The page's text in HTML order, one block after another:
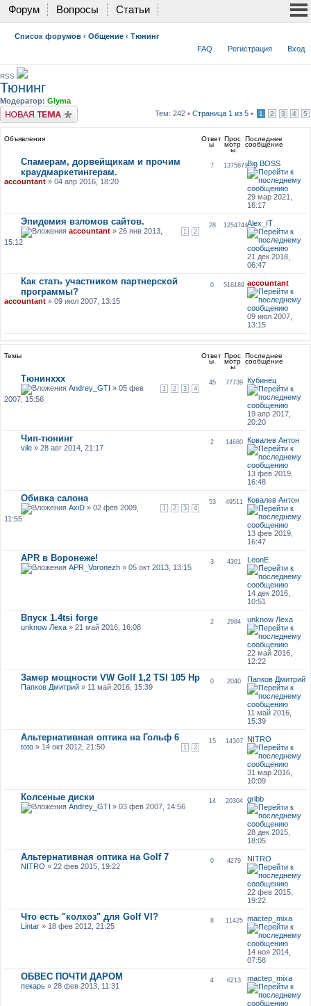
Форум Вопросы Статьи
Список форумов ‹ Общение ‹ Тюнинг
FAQ
Регистрация Вход
RSS
Тюнинг
Модератор: Glyma
Новая тема
Тем: 242 • Страница 1 из 5 • 1 2 3 4 5
Объявления Ответ
ы
Прос
мотр
ы
Последнее
сообщение
Спамерам, дорвейщикам и прочим
краудмаркетингерам.
accountant» 04 апр 2016, 18:20
7 1375879Big BOSS
29 мар 2021,
16:17
Эпидемия взломов сайтов.
1 2
accountant» 26 янв 2013,
15:12
28 1254744Alex_IT
21 дек 2018,
06:47
Как стать участником партнерской
программы?
accountant» 09 июл 2007, 13:15
0 516189 accountant
09 июл 2007,
13:15
Темы Ответ
ы
Прос
мотр
ы
Последнее
сообщение
Тюнинххх
1 2 3 4
Andrey_GTI » 05 фев
2007, 15:56
45 77739 Кубинец
19 апр 2017,
20:20
Чип-тюнинг
vile» 28 авг 2014, 21:17
2 14680 Ковалев Антон
13 фев 2019,
16:48
Обивка салона
1 2 3 4
AxiD» 02 фев 2009,
11:55
53 49511 Ковалев Антон
13 фев 2019,
16:47
APR в Воронеже!
APR_Voronezh» 05 окт 2013, 13:15
3 4301 LeonE
14 дек 2016,
10:51
Впуск 1.4tsi forge
unknow Леха» 21 май 2016, 16:08
2 2984 unknow Леха
22 май 2016,
12:22
Замер мощности VW Golf 1,2 TSI 105 Hp
Папков Дмитрий» 11 май 2016, 15:39
0 2040 Папков Дмитрий
11 май 2016,
15:39
Альтернативная оптика на Гольф 6
1 2
toto» 14 окт 2012, 21:50
15 14307 NITRO
31 мар 2016,
10:09
Колсеные диски
Andrey_GTI » 03 фев 2007, 14:56
14 20304 gribb
28 дек 2015,
18:05
Альтернативная оптика на Golf 7
NITRO » 22 фев 2015, 19:22
0 4279 NITRO
22 фев 2015,
19:22
Что есть "колхоз" для Golf VI?
Lintar» 18 фев 2012, 21:25
8 11425 mactep_mixa
14 ноя 2014,
07:58
ОБВЕС ПОЧТИ ДАРОМ
пекарь» 28 фев 2013, 11:31
4 6213 mactep_mixa